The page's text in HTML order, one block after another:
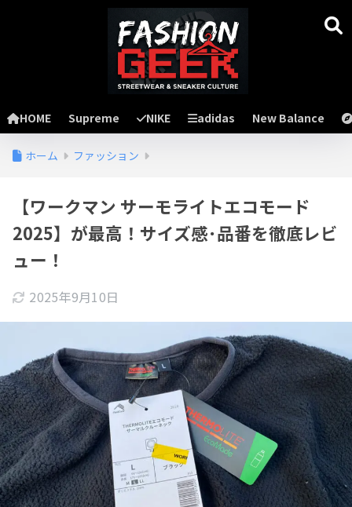
HOME Supreme NIKE adidas New Balance
ホーム ファッション
【ワークマン サーモライトエコモード
2025】が最高！サイズ感･品番を徹底レビ
ュー！
2025年9月10日